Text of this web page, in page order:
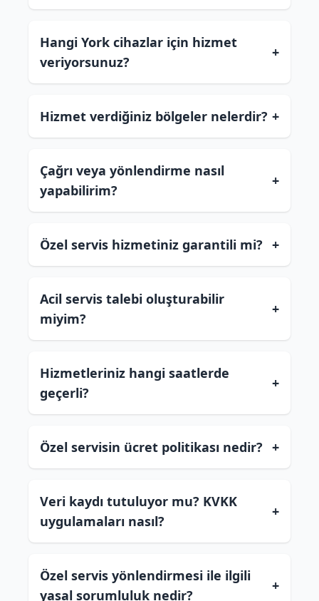
Hangi York cihazlar için hizmet
veriyorsunuz?
+
Hizmet verdiğiniz bölgeler nelerdir? +
Çağrı veya yönlendirme nasıl
yapabilirim?
+
Özel servis hizmetiniz garantili mi? +
Acil servis talebi oluşturabilir
miyim?
+
Hizmetleriniz hangi saatlerde
geçerli?
+
Özel servisin ücret politikası nedir? +
Veri kaydı tutuluyor mu? KVKK
uygulamaları nasıl?
+
Özel servis yönlendirmesi ile ilgili
yasal sorumluluk nedir?
+